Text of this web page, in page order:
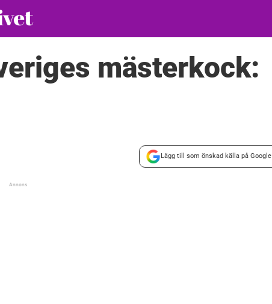
mästerkock:
Lägg till som önskad källa på Google